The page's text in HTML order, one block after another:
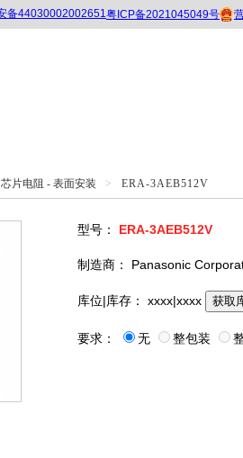
芯片电阻 - 表面安装 > ERA-3AEB512V
型号： ERA-3AEB512V
制造商： Panasonic
库位|库存： xxxx|xxxx 获取
要求： 无 整包装